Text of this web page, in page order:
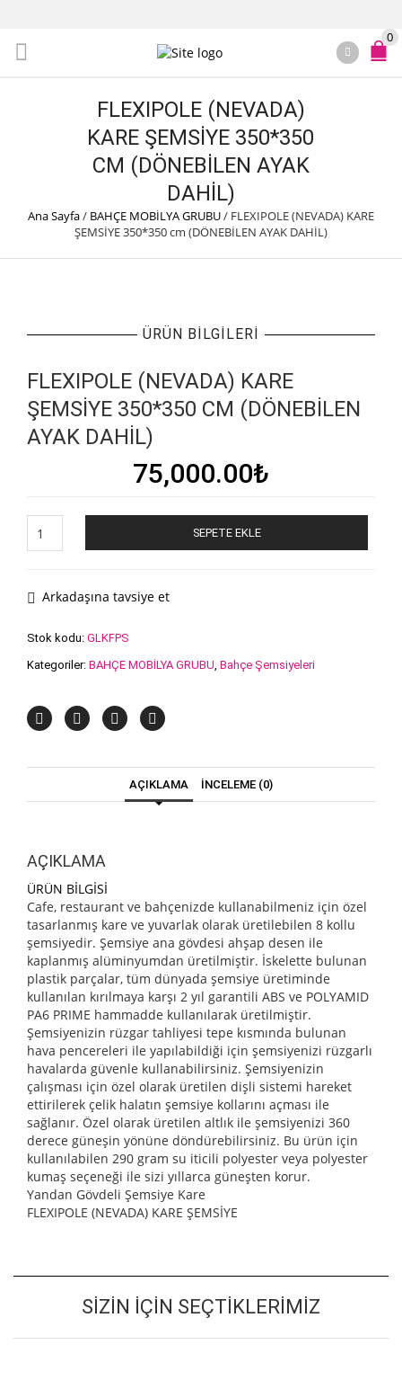
0
FLEXIPOLE (NEVADA)
KARE ŞEMSİYE 350*350
CM (DÖNEBİLEN AYAK
DAHİL)
Ana Sayfa/ BAHÇE MOBİLYA GRUBU/ FLEXIPOLE (NEVADA) KARE
ŞEMSİYE 350*350 cm (DÖNEBİLEN AYAK DAHİL)
ÜRÜN BILGILERI
FLEXIPOLE (NEVADA) KARE
ŞEMSİYE 350*350 CM (DÖNEBİLEN
AYAK DAHİL)
75,000.00₺
(NEVADA)
350*350
(DÖNEBİLEN
DAHİL)
SEPETE EKLE
Arkadaşına tavsiye et
Stok kodu: GLKFPS
Kategoriler: BAHÇE MOBİLYA GRUBU Bahçe Şemsiyeleri
AÇIKLAMA İNCELEME (0)
AÇIKLAMA
ÜRÜN BİLGİSİ
Cafe, restaurant ve bahçenizde kullanabilmeniz için özel
tasarlanmış kare ve yuvarlak olarak üretilebilen 8 kollu
şemsiyedir. Şemsiye ana gövdesi ahşap desen ile
kaplanmış alüminyumdan üretilmiştir. İskelette bulunan
plastik parçalar, tüm dünyada şemsiye üretiminde
kullanılan kırılmaya karşı 2 yıl garantili ABS ve POLYAMID
PA6 PRIME hammadde kullanılarak üretilmiştir.
Şemsiyenizin rüzgar tahliyesi tepe kısmında bulunan
hava pencereleri ile yapılabildiği için şemsiyenizi rüzgarlı
havalarda güvenle kullanabilirsiniz. Şemsiyenizin
çalışması için özel olarak üretilen dişli sistemi hareket
ettirilerek çelik halatın şemsiye kollarını açması ile
sağlanır. Özel olarak üretilen altlık ile şemsiyenizi 360
derece güneşin yönüne döndürebilirsiniz. Bu ürün için
kullanılabilen 290 gram su iticili polyester veya polyester
kumaş seçeneği ile sizi yıllarca güneşten korur.
Yandan Gövdeli Şemsiye Kare
FLEXIPOLE (NEVADA) KARE ŞEMSİYE
SIZIN İÇIN SEÇTIKLERIMIZ